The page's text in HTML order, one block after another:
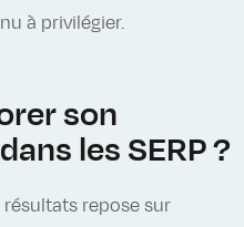
à privilégier.
son
les SERP ?
résultats repose sur